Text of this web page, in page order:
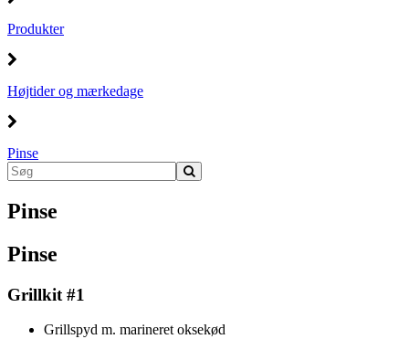
Produkter
Højtider og mærkedage
Pinse
Pinse
Pinse
Grillkit #1
Grillspyd m. marineret oksekød